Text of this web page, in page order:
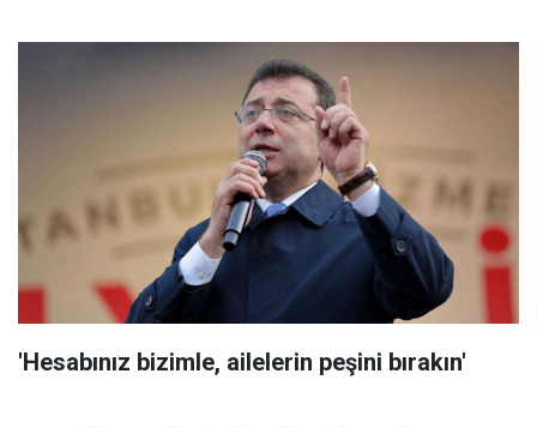
'Hesabınız bizimle, ailelerin peşini bırakın'